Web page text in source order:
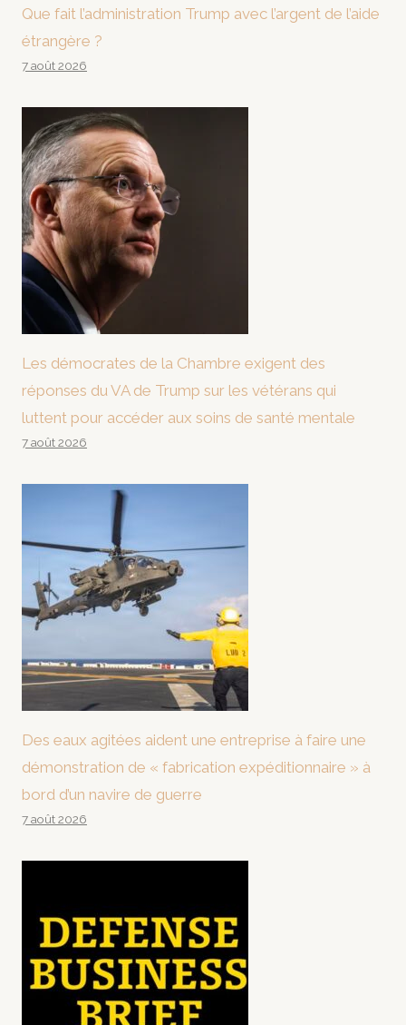
Que fait l’administration Trump avec l’argent de l’aide
étrangère ?
7 août 2026
Les démocrates de la Chambre exigent des
réponses du VA de Trump sur les vétérans qui
luttent pour accéder aux soins de santé mentale
7 août 2026
Des eaux agitées aident une entreprise à faire une
démonstration de « fabrication expéditionnaire » à
bord d’un navire de guerre
7 août 2026